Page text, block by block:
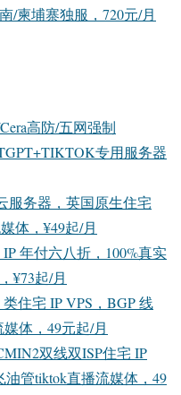
/柬埔寨独服，720元/月
高防/五网强制
专用服务器
服务器，英国原生住宅
体，¥49起/月
年付六八折，100%真实
¥73起/月
住宅 IP VPS，BGP 线
体，49元起/月
双线双ISP住宅 IP
管tiktok直播流媒体，49